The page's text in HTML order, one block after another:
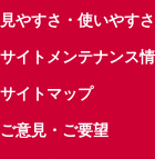
見やすさ・使いやす
サイトメンテナンス
サイトマップ
ご意見・ご要望